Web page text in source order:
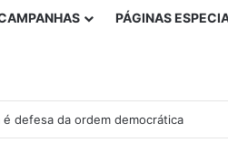
PÁGINAS
é defesa da ordem democrática